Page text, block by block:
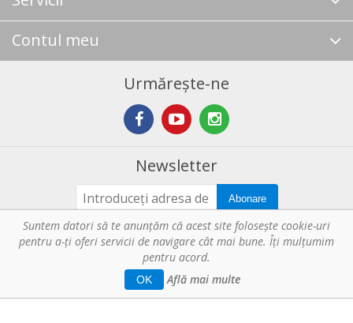
Contul meu
Urmărește-ne
Newsletter
Abonare
Copyright © 2026 Horeca - Pentru profesionistii din bucatarie. Toate
drepturile rezervate.
Web Solution byTronn Software
Suntem datori să te anunţăm că acest site foloseşte cookie-uri
pentru a-ți oferi servicii de navigare cât mai bune. Îţi mulțumim
pentru acord.
OK Află mai multe